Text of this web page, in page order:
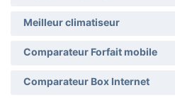
Meilleur climatiseur
Comparateur Forfait mobile
Comparateur Box Internet